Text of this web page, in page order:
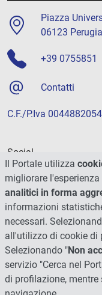
Piazza
06123 Perugia
+39 0755851
Contatti
C.F./P.Iva
Social
Il Portale utilizza
migliorare
analitici in forma
informazioni
necessari.
all'utilizzo di cookie di
Selezionando "Non
servizio "Cerca nel
di profilazione,